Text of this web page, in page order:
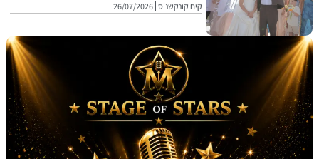
קים קונקשנ'ס 26/07/2026